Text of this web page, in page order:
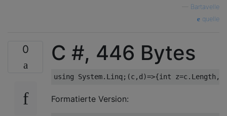
Bartavelle
quelle
0 C #, 446 Bytes
Formatierte Version: